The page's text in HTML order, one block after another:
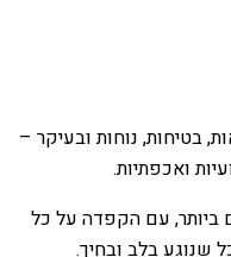
בטיחות, נוחות ובעיקר –
ואכפתיות.
ביותר, עם הקפדה על כל
שנוגע בלב ובחיך.